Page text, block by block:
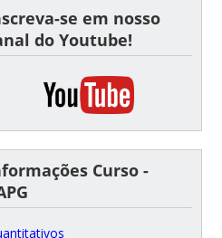
se em nosso
do Youtube!
Curso -